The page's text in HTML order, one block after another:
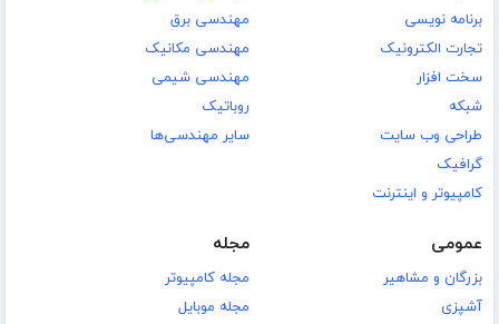
برنامه نویسی
تجارت الکترونیک
سخت افزار
شبکه
طراحی وب سایت
گرافیک
کامپیوتر و اینترنت
مهندسی برق
مهندسی مکانیک
مهندسی شیمی
روباتیک
سایر مهندسی‌ها
عمومی
بزرگان و مشاهیر
آشپزی
مجله
مجله کامپیوتر
مجله موبایل